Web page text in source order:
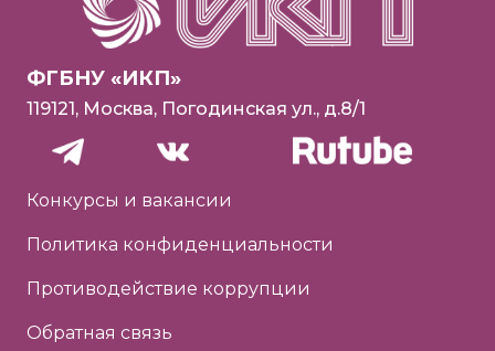
ФГБНУ «ИКП»
119121, Москва, Погодинская ул., д.8/1
Конкурсы и вакансии
Политика конфиденциальности
Противодействие коррупции
Обратная связь